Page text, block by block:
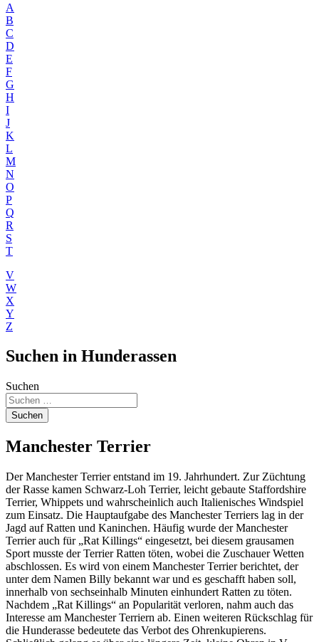
A
B
C
D
E
F
G
H
I
J
K
L
M
N
O
P
Q
R
S
T
V
W
X
Y
Z
Suchen in Hunderassen
Suchen
Suchen
Manchester Terrier
Der Manchester Terrier entstand im 19. Jahrhundert. Zur Züchtung
der Rasse kamen Schwarz-Loh Terrier, leicht gebaute Staffordshire
Terrier, Whippets und wahrscheinlich auch Italienisches Windspiel
zum Einsatz. Die Hauptaufgabe des Manchester Terriers lag in der
Jagd auf Ratten und Kaninchen. Häufig wurde der Manchester
Terrier auch für „Rat Killings“ eingesetzt, bei diesem grausamen
Sport musste der Terrier Ratten töten, wobei die Zuschauer Wetten
abschlossen. Es wird von einem Manchester Terrier berichtet, der
unter dem Namen Billy bekannt war und es geschafft haben soll,
innerhalb von sechseinhalb Minuten einhundert Ratten zu töten.
Nachdem „Rat Killings“ an Popularität verloren, nahm auch das
Interesse am Manchester Terriern ab. Einen weiteren Rückschlag für
die Hunderasse bedeutete das Verbot des Ohrenkupierens.